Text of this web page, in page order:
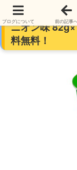
マルちゃん
ニオン味
料無料！
ブログについて 前の記事